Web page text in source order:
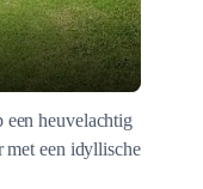
heuvelachtig
met een idyllische